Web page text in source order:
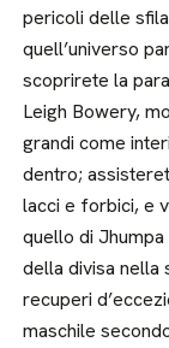
pericoli delle
quell’universo
scoprirete la
Leigh Bowery,
grandi come
dentro;
lacci e forbici, e
quello di Jhumpa
della divisa nella
recuperi
maschile